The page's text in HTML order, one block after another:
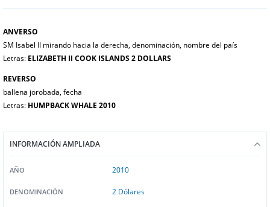
ANVERSO
SM Isabel II mirando hacia la derecha, denominación, nombre del país
Letras: ELIZABETH II COOK ISLANDS 2 DOLLARS
REVERSO
ballena jorobada, fecha
Letras: HUMPBACK WHALE 2010
INFORMACIÓN AMPLIADA
AÑO 2010
DENOMINACIÓN 2 Dólares